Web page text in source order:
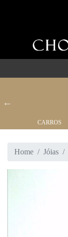
CARROS
Home Jóias